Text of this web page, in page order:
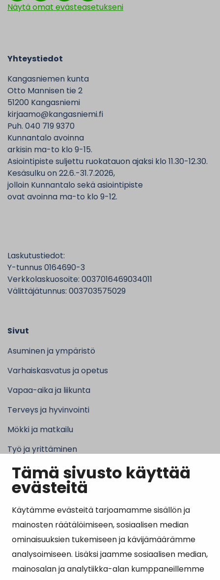
Tämä sivusto käyttää
evästeitä
Käytämme evästeitä tarjoamamme sisällön ja
mainosten räätälöimiseen, sosiaalisen median
ominaisuuksien tukemiseen ja kävijämäärämme
analysoimiseen. Lisäksi jaamme sosiaalisen median,
mainosalan ja analytiikka-alan kumppaneillemme
Näytä omat evästeasetukseni
Yhteystiedot
Kangasniemen kunta
Otto Mannisen tie 2
51200 Kangasniemi
kirjaamo@kangasniemi.fi
Puh. 040 719 9370
Kunnantalo avoinna
arkisin ma-to klo 9-15.
Asiointipiste suljettu ruokatauon ajaksi klo 11.30-12.30.
Kesäsulku on 22.6.-31.7.2026,
jolloin Kunnantalo sekä asiointipiste
ovat avoinna ma-to klo 9-12.
Laskutustiedot:
Y-tunnus 0164690-3
Verkkolaskuosoite: 0037016469034011
Välittäjätunnus: 003703575029
Sivut
Asuminen ja ympäristö
Varhaiskasvatus ja opetus
Vapaa-aika ja liikunta
Terveys ja hyvinvointi
Mökki ja matkailu
Työ ja yrittäminen
Kunta ja hallinto
Suosituimmat sivut
Esityslistat, pöytäkirjat, viranhaltijapäätökset ja
kuulutukset
Tietoa ja ohjeistusta koronavirukseen liittyen